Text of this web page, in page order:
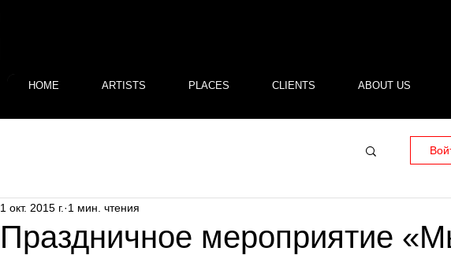
Праздничное мероприятие
1 окт. 2015 г. 1 мин. чтения
HOME ARTISTS PLACES CLIENTS ABOUT US